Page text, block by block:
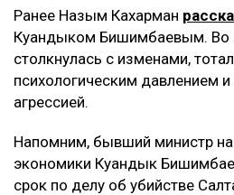
Ранее Назым Кахарман
Куандыком Бишимбаевым. Во
столкнулась с изменами,
психологическим давлением
агрессией.
Напомним, бывший министр
экономики Куандык
срок по делу об убийстве